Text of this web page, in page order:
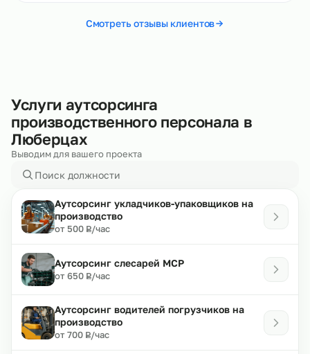
Смотреть отзывы клиентов
Услуги аутсорсинга
производственного персонала в
Люберцах
Выводим для вашего проекта
Аутсорсинг укладчиков-упаковщиков на
производство
от 500 ₽
Р/час
Аутсорсинг слесарей МСР
от 650 ₽
Р/час
Аутсорсинг водителей погрузчиков на
производство
от 700 ₽
Р/час